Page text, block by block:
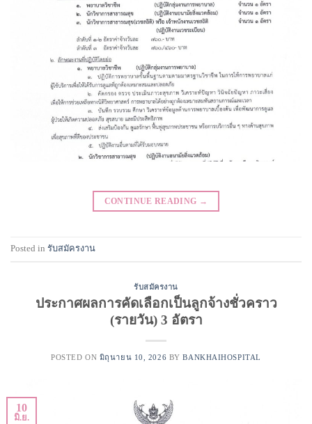
CONTINUE READING →
Posted in รับสมัครงาน
รับสมัครงาน
ประกาศผลการคัดเลือกเป็นลูกจ้างชั่วคราว
(รายวัน) 3 อัตรา
POSTED ON มิถุนายน 10, 2026 BYBANKHAIHOSPITAL
10
มิ.ย.